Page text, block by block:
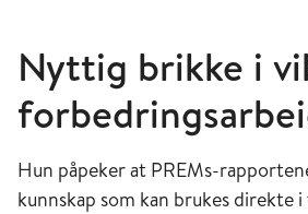
Nyttig brikke i
Hun påpeker at PREMs-
kunnskap som kan brukes direkte